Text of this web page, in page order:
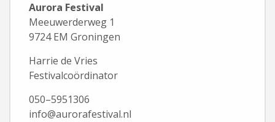
Aurora Festival
Meeuwerderweg 1
9724 EM Groningen
Harrie de Vries
Festivalcoördinator
050–5951306
info@aurorafestival.nl